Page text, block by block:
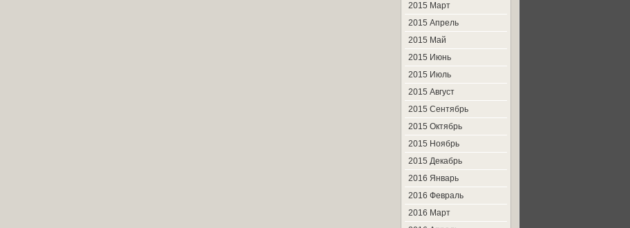
2015 Март
2015 Апрель
2015 Май
2015 Июнь
2015 Июль
2015 Август
2015 Сентябрь
2015 Октябрь
2015 Ноябрь
2015 Декабрь
2016 Январь
2016 Февраль
2016 Март